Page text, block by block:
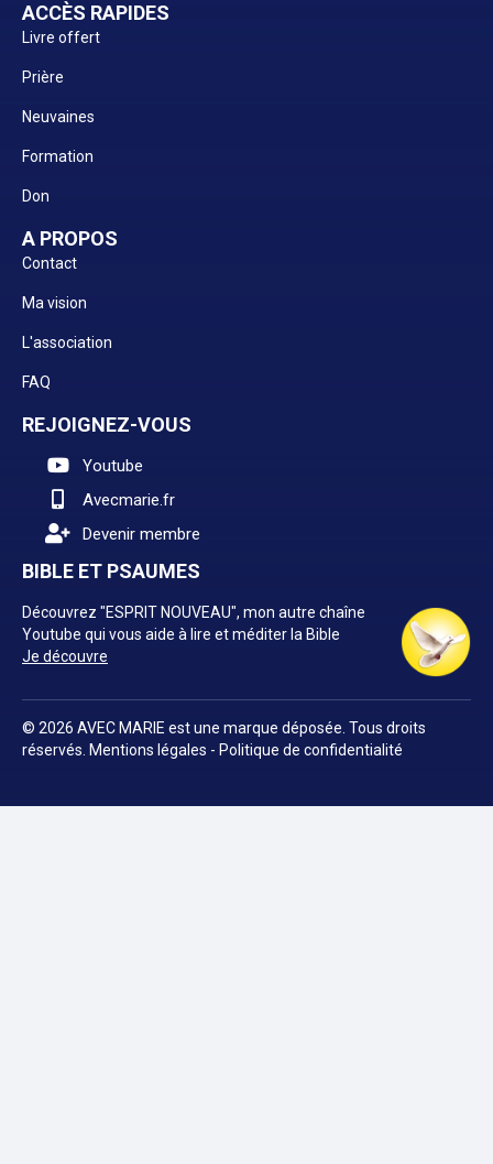
ACCÈS RAPIDES
Livre offert
Prière
Neuvaines
Formation
Don
A PROPOS
Contact
Ma vision
L'association
FAQ
REJOIGNEZ-VOUS
Youtube
Avecmarie.fr
Devenir membre
BIBLE ET PSAUMES
Découvrez "ESPRIT NOUVEAU", mon autre chaîne
Youtube qui vous aide à lire et méditer la Bible
Je découvre
© 2026 AVEC MARIE est une marque déposée. Tous droits
réservés. Mentions légales - Politique de confidentialité